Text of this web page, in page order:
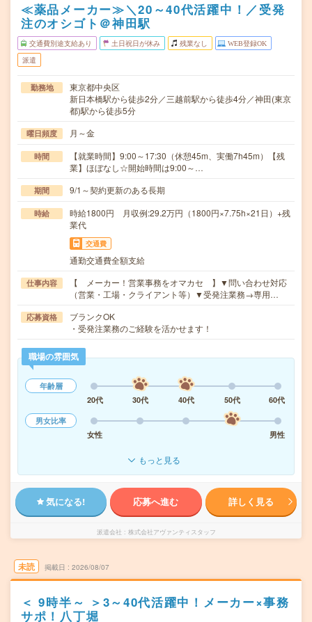
≪薬品メーカー≫＼20～40代活躍中！／受発
注のオシゴト＠神田駅
交通費別途支給あり 土日祝日が休み 残業なし WEB登録OK
派遣
勤務地
東京都中央区
新日本橋駅から徒歩2分／三越前駅から徒歩4分／神田(東京
都)駅から徒歩5分
曜日頻度 月～金
時間
【就業時間】9:00～17:30（休憩45m、実働7h45m）【残
業】ほぼなし☆開始時間は9:00～…
期間 9/1～契約更新のある長期
時給
時給1800円 月収例:29.2万円（1800円×7.75h×21日）+残
業代
交通費
通勤交通費全額支給
仕事内容
【 メーカー！営業事務をオマカセ 】▼問い合わせ対応
（営業・工場・クライアント等）▼受発注業務→専用…
応募資格
ブランクOK
・受発注業務のご経験を活かせます！
職場の雰囲気
年齢層
20代
30代 40代 50代
60代
男女比率
女性
男性
もっと見る
気になる! 応募へ進む 詳しく見る
派遣会社 株式会社アヴァンティスタッフ
未読 掲載日 2026/08/07
＜ 9時半～ ＞3～40代活躍中！メーカー×事務
サポ！八丁堀